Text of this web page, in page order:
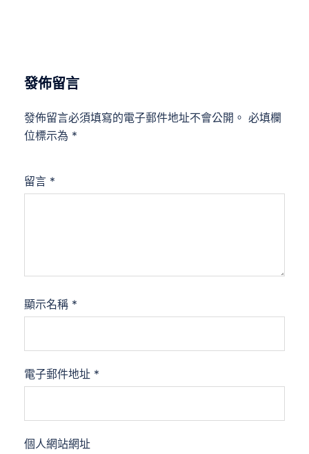
發佈留言
發佈留言必須填寫的電子郵件地址不會公開。 必填欄
位標示為 *
留言 *
顯示名稱 *
電子郵件地址 *
個人網站網址